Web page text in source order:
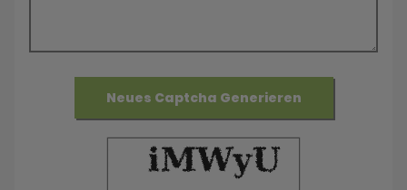
Neues Captcha Generieren